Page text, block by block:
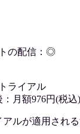
の配信：◎
ライアル
月額976円(税込)
ルが適用され